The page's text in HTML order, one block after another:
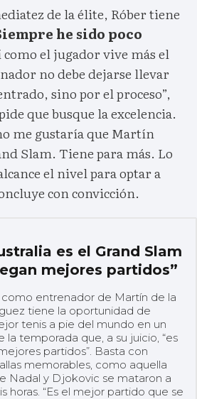
de la élite, Róber tiene
he sido poco
como el jugador vive más el
no debe dejarse llevar
sino por el proceso”,
que busque la excelencia.
me gustaría que Martín
Slam. Tiene para más. Lo
el nivel para optar a
con convicción.
es el Grand Slam
mejores partidos”
entrenador de Martín de la
tiene la oportunidad de
tenis a pie del mundo en un
la temporada que, a su juicio, “es
partidos”. Basta con
memorables, como aquella
Nadal y Djokovic se mataron a
horas. “Es el mejor partido que se